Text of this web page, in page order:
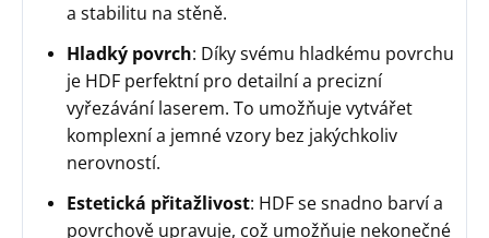
a stabilitu na stěně.
Hladký povrch: Díky svému hladkému povrchu
je HDF perfektní pro detailní a precizní
vyřezávání laserem. To umožňuje vytvářet
komplexní a jemné vzory bez jakýchkoliv
nerovností.
Estetická přitažlivost: HDF se snadno barví a
povrchově upravuje, což umožňuje nekonečné